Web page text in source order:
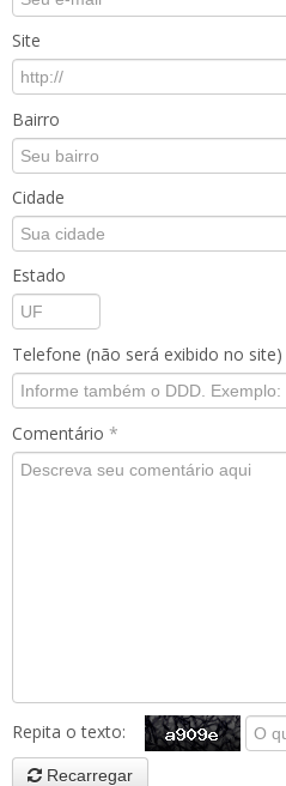
Site
Bairro
Cidade
Estado
Telefone (não será exibido no site)
Comentário *
Repita o texto:
Recarregar